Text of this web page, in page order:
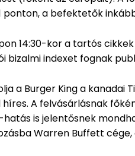
ponton, a befektetők
14:30-kor a tartós
bizalmi indexet fognak
a Burger King a kanadai
híres. A felvásárlásnak
hatás is jelentősnek
Warren Buffett